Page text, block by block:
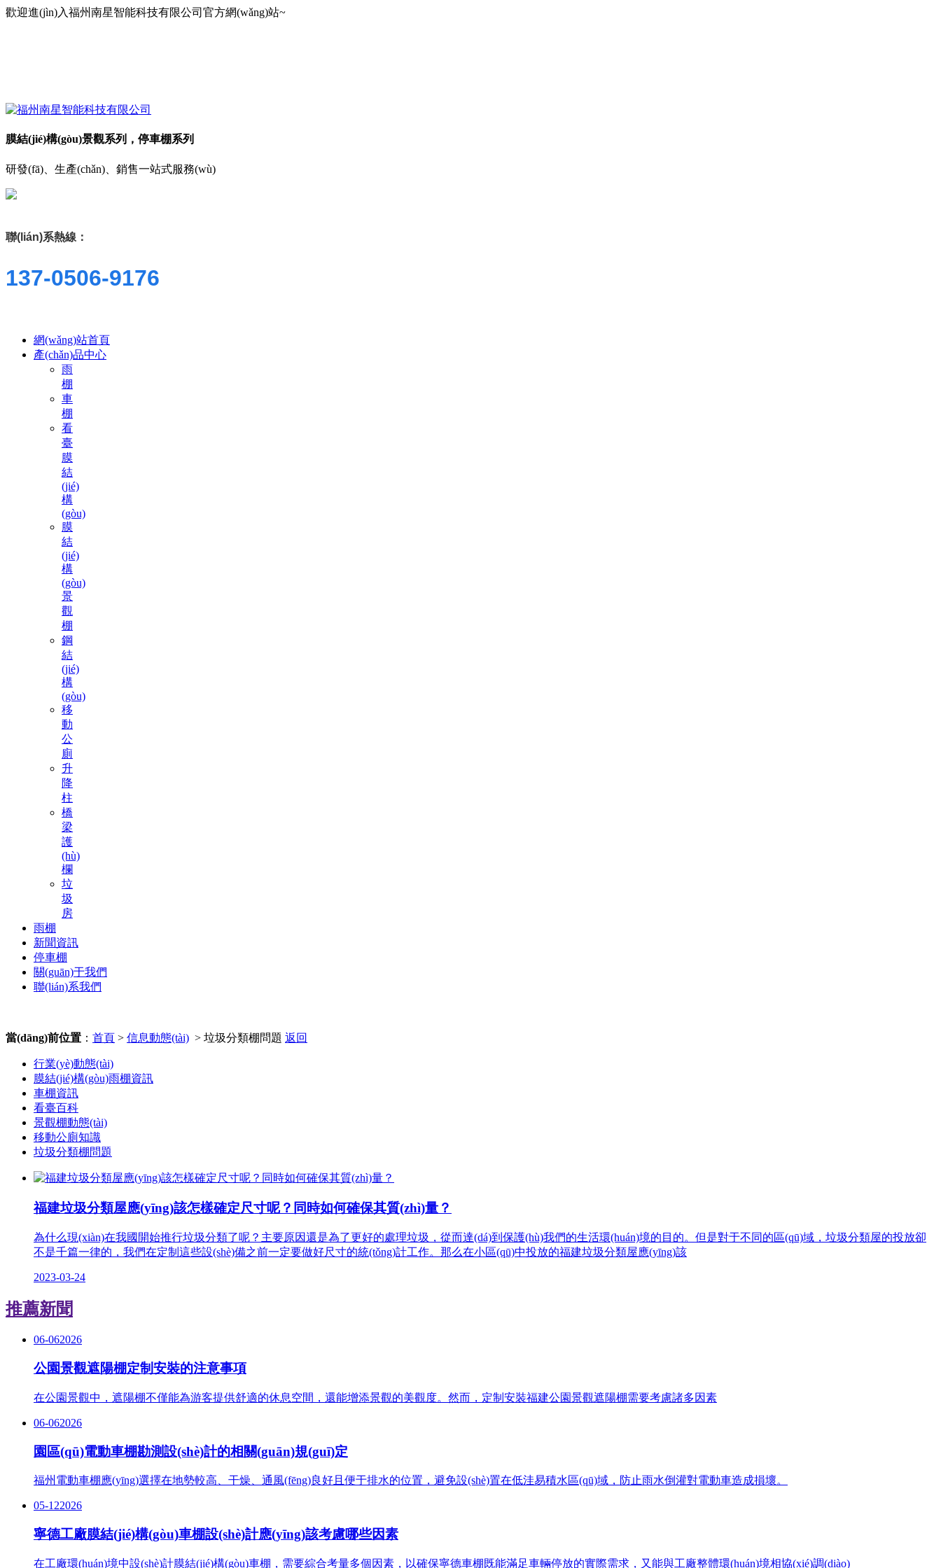
歡迎進(jìn)入福州南星智能科技有限公司官方網(wǎng)站~
膜結(jié)構(gòu)景觀系列，停車棚系列
研發(fā)、生產(chǎn)、銷售一站式服務(wù)
聯(lián)系熱線：
137-0506-9176
網(wǎng)站首頁
產(chǎn)品中心
雨
棚
車
棚
看
臺
膜
結
(jié)
構
(gòu)
膜
結
(jié)
構
(gòu)
景
觀
棚
鋼
結
(jié)
構
(gòu)
移
動
公
廁
升
降
柱
橋
梁
護
(hù)
欄
垃
圾
房
雨棚
新聞資訊
停車棚
關(guān)于我們
聯(lián)系我們
當(dāng)前位置 ： 首頁 > 信息動態(tài) > 垃圾分類棚問題 返回
行業(yè)動態(tài)
膜結(jié)構(gòu)雨棚資訊
車棚資訊
看臺百科
景觀棚動態(tài)
移動公廁知識
垃圾分類棚問題
福建垃圾分類屋應(yīng)該怎樣確定尺寸呢？同時如何確保其質(zhì)量？
為什么現(xiàn)在我國開始推行垃圾分類了呢？主要原因還是為了更好的處理垃圾，從而達(dá)到保護(hù)我們的生活環(huán)境的目的。但是對于不同的區(qū)域，垃圾分類屋的投放卻
不是千篇一律的，我們在定制這些設(shè)備之前一定要做好尺寸的統(tǒng)計工作。那么在小區(qū)中投放的福建垃圾分類屋應(yīng)該
2023-03-24
推薦新聞
06-062026
公園景觀遮陽棚定制安裝的注意事項
在公園景觀中，遮陽棚不僅能為游客提供舒適的休息空間，還能增添景觀的美觀度。然而，定制安裝福建公園景觀遮陽棚需要考慮諸多因素
06-062026
園區(qū)電動車棚勘測設(shè)計的相關(guān)規(guī)定
福州電動車棚應(yīng)選擇在地勢較高、干燥、通風(fēng)良好且便于排水的位置，避免設(shè)置在低洼易積水區(qū)域，防止雨水倒灌對電動車造成損壞。
05-122026
寧德工廠膜結(jié)構(gòu)車棚設(shè)計應(yīng)該考慮哪些因素
在工廠環(huán)境中設(shè)計膜結(jié)構(gòu)車棚，需要綜合考量多個因素，以確保寧德車棚既能滿足車輛停放的實際需求，又能與工廠整體環(huán)境相協(xié)調(diào)